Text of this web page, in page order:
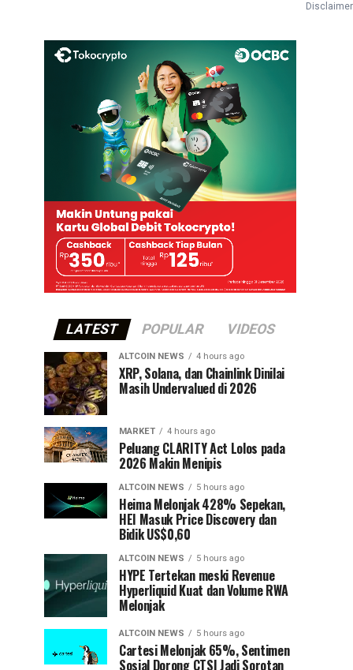
Disclaimer
LATEST POPULAR VIDEOS
ALTCOIN NEWS 4 hours ago
XRP, Solana, dan Chainlink Dinilai
Masih Undervalued di 2026
MARKET 4 hours ago
Peluang CLARITY Act Lolos pada
2026 Makin Menipis
ALTCOIN NEWS 5 hours ago
Heima Melonjak 428% Sepekan,
HEI Masuk Price Discovery dan
Bidik US$0,60
ALTCOIN NEWS 5 hours ago
HYPE Tertekan meski Revenue
Hyperliquid Kuat dan Volume RWA
Melonjak
ALTCOIN NEWS 5 hours ago
Cartesi Melonjak 65%, Sentimen
Sosial Dorong CTSI Jadi Sorotan